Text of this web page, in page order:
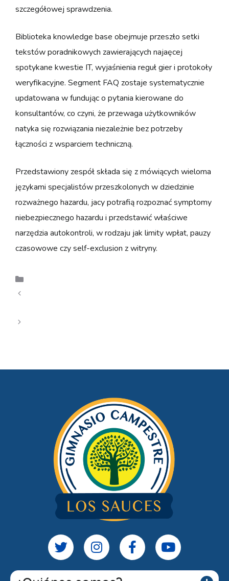
szczegółowej sprawdzenia.
Biblioteka knowledge base obejmuje przeszło setki
tekstów poradnikowych zawierających najaęcej
spotykane kwestie IT, wyjaśnienia reguł gier i protokoły
weryfikacyjne. Segment FAQ zostaje systematycznie
updatowana w fundując o pytania kierowane do
konsultantów, co czyni, że przewaga użytkowników
natyka się rozwiązania niezależnie bez potrzeby
łączności z wsparciem techniczną.
Przedstawiony zespół składa się z mówiących wieloma
językami specjalistów przeszkolonych w dziedzinie
rozważnego hazardu, jacy potrafią rozpoznać symptomy
niebezpiecznego hazardu i przedstawić właściwe
narzędzia autokontroli, w rodzaju jak limity wpłat, pauzy
czasowowe czy self-exclusion z witryny.